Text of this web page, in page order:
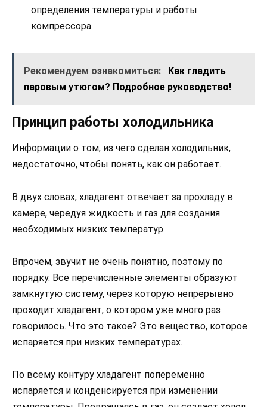
определения температуры и работы
компрессора.
Рекомендуем ознакомиться:
Как гладить
паровым утюгом? Подробное руководство!
Принцип работы холодильника
Информации о том, из чего сделан холодильник,
недостаточно, чтобы понять, как он работает.
В двух словах, хладагент отвечает за прохладу в
камере, чередуя жидкость и газ для создания
необходимых низких температур.
Впрочем, звучит не очень понятно, поэтому по
порядку. Все перечисленные элементы образуют
замкнутую систему, через которую непрерывно
проходит хладагент, о котором уже много раз
говорилось. Что это такое? Это вещество, которое
испаряется при низких температурах.
По всему контуру хладагент попеременно
испаряется и конденсируется при изменении